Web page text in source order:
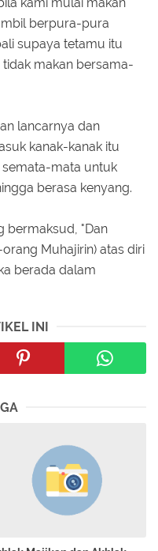
berpura-pura
supaya tetamu itu
makan bersama-
lancarnya dan
kanak-kanak itu
mata untuk
berasa kenyang.
bermaksud, "Dan
Muhajirin) atas diri
berada dalam
INI